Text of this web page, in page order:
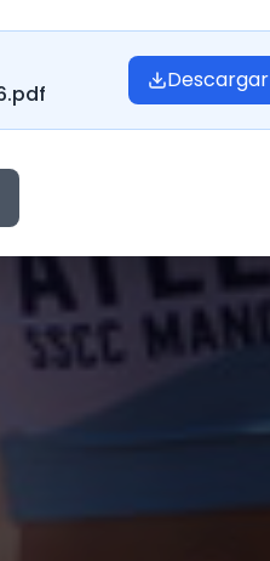
Descargar